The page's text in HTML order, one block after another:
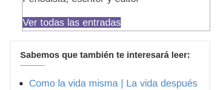
Ver todas las entradas
Sabemos que también te interesará leer:
Como la vida misma | La vida después